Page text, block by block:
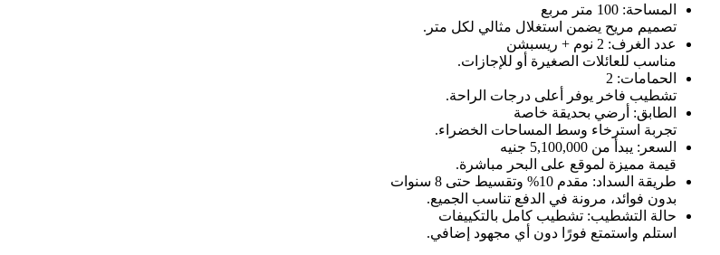
المساحة: 100 متر مربع
تصميم مريح يضمن استغلال مثالي لكل متر.
عدد الغرف: 2 نوم + ريسبشن
مناسب للعائلات الصغيرة أو للإجازات.
الحمامات: 2
تشطيب فاخر يوفر أعلى درجات الراحة.
الطابق: أرضي بحديقة خاصة
تجربة استرخاء وسط المساحات الخضراء.
السعر: يبدأ من 5,100,000 جنيه
قيمة مميزة لموقع على البحر مباشرة.
طريقة السداد: مقدم 10% وتقسيط حتى 8 سنوات
بدون فوائد، مرونة في الدفع تناسب الجميع.
حالة التشطيب: تشطيب كامل بالتكييفات
استلم واستمتع فورًا دون أي مجهود إضافي.